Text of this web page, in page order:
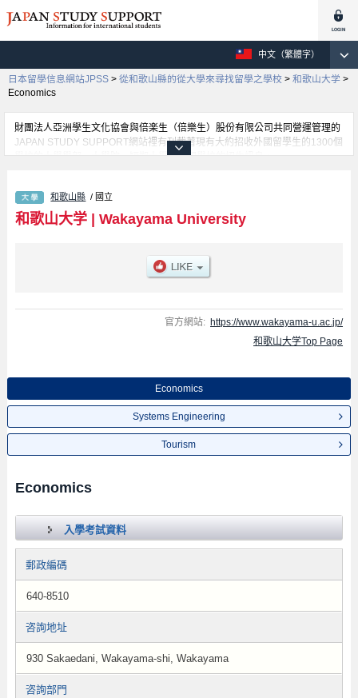
中文（繁體字）
日本留學信息網站JPSS > 從和歌山縣的從大學來尋找留學之學校 > 和歌山大学 >
Economics
財團法人亞洲學生文化協會與倍楽生（倍樂生）股份有限公司共同營運管理的
JAPAN STUDY SUPPORT網站裡有刊載著現有大約招收外國留學生的1300個
學校的大學學部、大學院、短期大學、專門學校的招生訊息。
人數等考試資訊、設施介紹、聯絡方式等對外國留學生是必要之訊息都刊載於
此，請務必查閱及利用此網站。
和歌山縣 / 國立
和歌山大学| Wakayama University
官方網站: https://www.wakayama-u.ac.jp/
和歌山大学Top Page
Economics
Systems Engineering
Tourism
Economics
入學考試資料
郵政編碼
640-8510
咨詢地址
930 Sakaedani, Wakayama-shi, Wakayama
咨詢部門